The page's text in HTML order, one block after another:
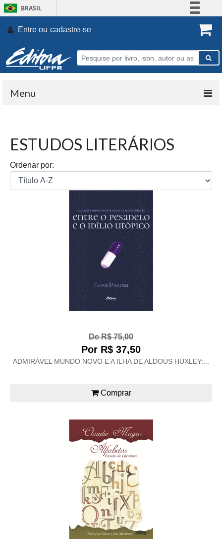
BRASIL
Participe
Entre ou cadastre-se.
Menu
ESTUDOS LITERÁRIOS
Ordenar por:
De R$ 75,00
Por R$ 37,50
ADMIRÁVEL MUNDO NOVO E A ILHA DE ALDOUS HUXLEY:...
Comprar